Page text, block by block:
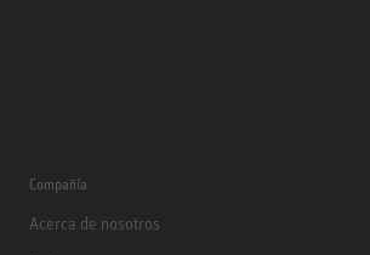
Compañía
Acerca de nosotros